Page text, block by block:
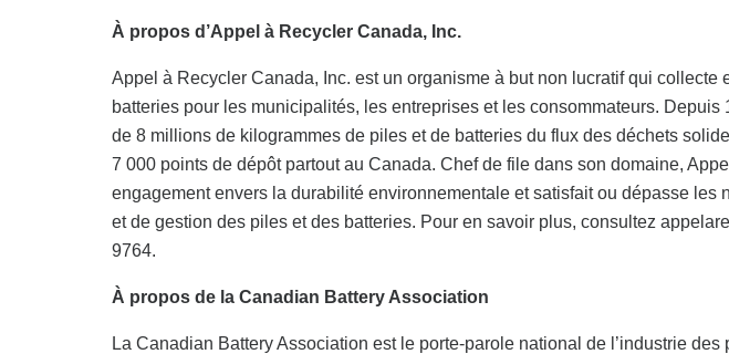
À propos d’Appel à Recycler Canada, Inc.
Appel à Recycler Canada, Inc. est un organisme à but non lucratif qui collecte
batteries pour les municipalités, les entreprises et les consommateurs.
de 8 millions de kilogrammes de piles et de batteries du flux des déchets
7 000 points de dépôt partout au Canada. Chef de file dans son domaine,
engagement envers la durabilité environnementale et satisfait ou dépasse les
et de gestion des piles et des batteries. Pour en savoir plus, consultez
9764.
À propos de la Canadian Battery Association
La Canadian Battery Association est le porte-parole national de l’industrie